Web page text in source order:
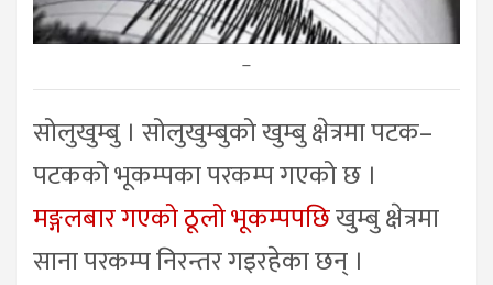
–
सोलुखुम्बु । सोलुखुम्बुको खुम्बु क्षेत्रमा पटक–
पटकको भूकम्पका परकम्प गएको छ ।
मङ्गलबार गएको ठूलो भूकम्पपछिखुम्बु क्षेत्रमा
साना परकम्प निरन्तर गइरहेका छन् ।